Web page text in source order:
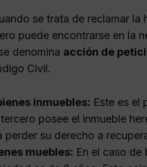
se trata de reclamar
puede encontrarse en la
denomina acción de
Civil.
inmuebles: Este es el
posee el inmueble
perder su derecho a
muebles: En el caso de